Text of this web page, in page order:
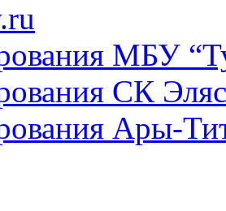
МБУ
СК
Ары-